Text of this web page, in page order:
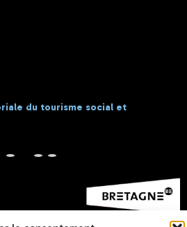
du tourisme social et